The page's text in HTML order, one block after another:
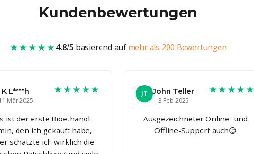
Kundenbewertungen
★★★★★4.8/5 basierend auf mehr als 200 Bewertungen
K L****h
11 Mär 2025
★★★★★
ist der erste Bioethanol-
den ich gekauft habe,
schätzte ich wirklich die
JT
John Teller
3 Feb 2025
★★★★★
Ausgezeichneter Online- und
Offline-Support auch😊